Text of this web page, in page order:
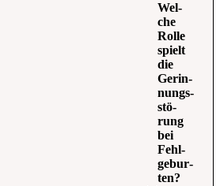
Wel­
che
Rol­le
spielt
die
Gerin­
nungs­
stö­
rung
bei
Fehl­
ge­bur­
ten?